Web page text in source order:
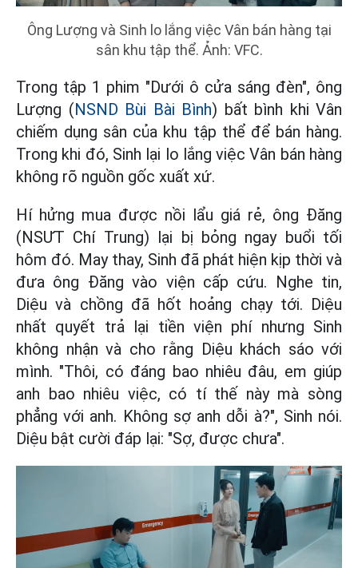
Ông Lượng và Sinh lo lắng việc Vân bán hàng tại
sân khu tập thể. Ảnh: VFC.
Trong tập 1 phim "Dưới ô cửa sáng đèn", ông
Lượng (NSND Bùi Bài Bình) bất bình khi Vân
chiếm dụng sân của khu tập thể để bán hàng.
Trong khi đó, Sinh lại lo lắng việc Vân bán hàng
không rõ nguồn gốc xuất xứ.
Hí hửng mua được nồi lẩu giá rẻ, ông Đăng
(NSƯT Chí Trung) lại bị bỏng ngay buổi tối
hôm đó. May thay, Sinh đã phát hiện kịp thời và
đưa ông Đăng vào viện cấp cứu. Nghe tin,
Diệu và chồng đã hốt hoảng chạy tới. Diệu
nhất quyết trả lại tiền viện phí nhưng Sinh
không nhận và cho rằng Diệu khách sáo với
mình. "Thôi, có đáng bao nhiêu đâu, em giúp
anh bao nhiêu việc, có tí thế này mà sòng
phẳng với anh. Không sợ anh dỗi à?", Sinh nói.
Diệu bật cười đáp lại: "Sợ, được chưa".